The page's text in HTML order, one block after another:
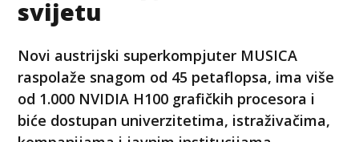
svijetu
Novi austrijski superkompjuter MUSICA
raspolaže snagom od 45 petaflopsa, ima više
od 1.000 NVIDIA H100 grafičkih procesora i
biće dostupan univerzitetima, istraživačima,